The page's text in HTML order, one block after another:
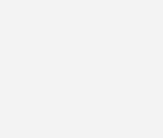
nach dem
die mit dem Koalitionsvertrag
für 2026 eine GEG-Novelle, die die von
geforderten GEG-Anpassungen
bis Mai 2026, zwei Jahre nach
umgesetzt sein.“ Das
und Energie hat dazu externe